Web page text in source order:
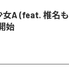
女A (feat. 椎名
始